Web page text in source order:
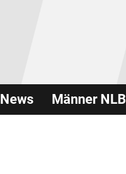
News Männer NLB